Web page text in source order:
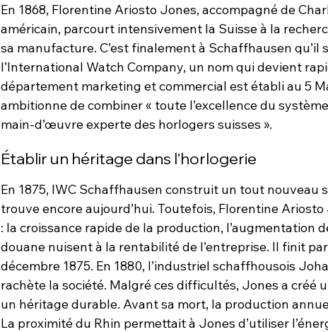
En 1868, Florentine Ariosto Jones, accompagné de
américain, parcourt intensivement la Suisse à la
sa manufacture. C’est finalement à Schaffhausen qu’il
l’International Watch Company, un nom qui devient
département marketing et commercial est établi au 5
ambitionne de combiner « toute l’excellence du
main-d’œuvre experte des horlogers suisses ».
Établir un héritage dans l’horlogerie
En 1875, IWC Schaffhausen construit un tout nouveau
trouve encore aujourd’hui. Toutefois, Florentine
: la croissance rapide de la production, l’augmentation
douane nuisent à la rentabilité de l’entreprise. Il finit
décembre 1875. En 1880, l’industriel schaffhousois
rachète la société. Malgré ces difficultés, Jones a créé
un héritage durable. Avant sa mort, la production
La proximité du Rhin permettait à Jones d’utiliser